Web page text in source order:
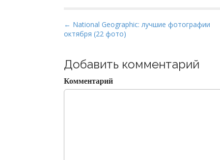
P
o
t
n
a
← National Geographic: лучшие фотографии
октября (22 фото)
Добавить комментарий
Комментарий